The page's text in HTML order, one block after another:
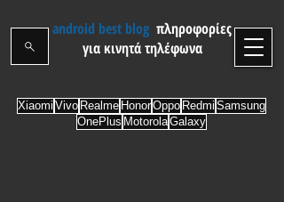
android best blog πληροφορίες
για κινητά τηλέφωνα
Xiaomi Vivo Realme HonorOppo Redmi Samsung
OnePlus MotorolaGalaxy